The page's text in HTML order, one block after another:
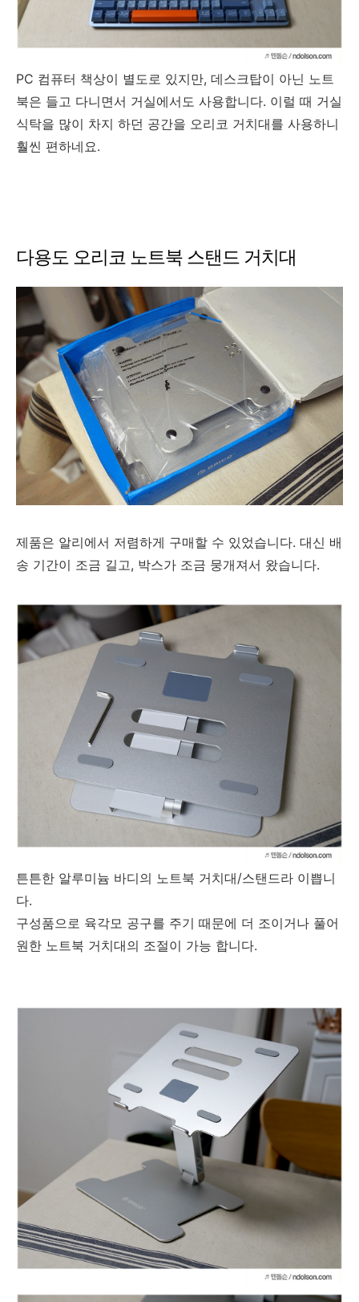
PC 컴퓨터 책상이 별도로 있지만, 데스크탑이 아닌 노트
북은 들고 다니면서 거실에서도 사용합니다. 이럴 때 거실
식탁을 많이 차지 하던 공간을 오리코 거치대를 사용하니
훨씬 편하네요.
다용도 오리코 노트북 스탠드 거치대
제품은 알리에서 저렴하게 구매할 수 있었습니다. 대신 배
송 기간이 조금 길고, 박스가 조금 뭉개져서 왔습니다.
튼튼한 알루미늄 바디의 노트북 거치대/스탠드라 이쁩니
다.
구성품으로 육각모 공구를 주기 때문에 더 조이거나 풀어
원한 노트북 거치대의 조절이 가능 합니다.